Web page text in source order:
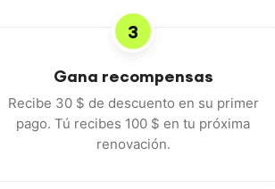
3
Gana recompensas
Recibe 30 $ de descuento en su primer
pago. Tú recibes 100 $ en tu próxima
renovación.